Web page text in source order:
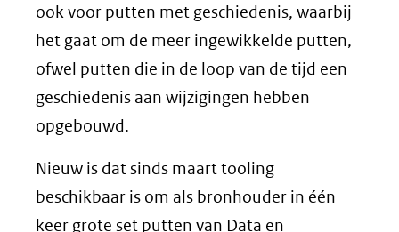
ook voor putten met geschiedenis, waarbij
het gaat om de meer ingewikkelde putten,
ofwel putten die in de loop van de tijd een
geschiedenis aan wijzigingen hebben
opgebouwd.
Nieuw is dat sinds maart tooling
beschikbaar is om als bronhouder in één
keer grote set putten van Data en